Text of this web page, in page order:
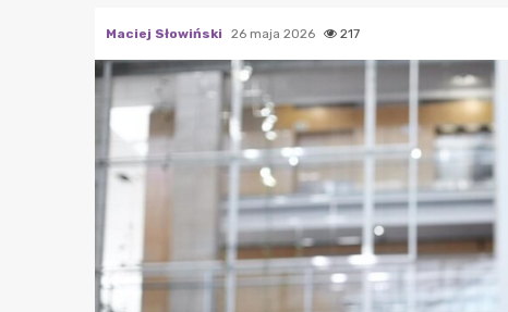
Maciej Słowiński 26 maja 2026 217